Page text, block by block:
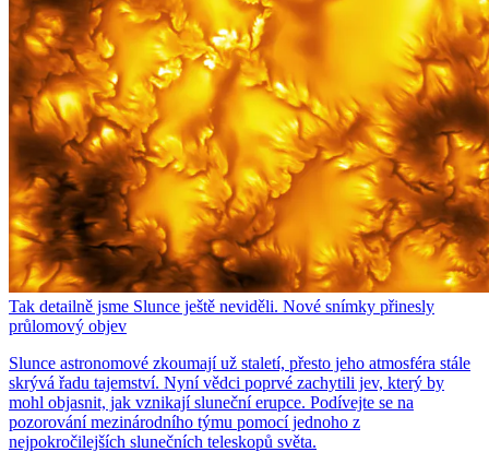
Tak detailně jsme Slunce ještě neviděli. Nové snímky přinesly
průlomový objev
Slunce astronomové zkoumají už staletí, přesto jeho atmosféra stále
skrývá řadu tajemství. Nyní vědci poprvé zachytili jev, který by
mohl objasnit, jak vznikají sluneční erupce. Podívejte se na
pozorování mezinárodního týmu pomocí jednoho z
nejpokročilejších slunečních teleskopů světa.